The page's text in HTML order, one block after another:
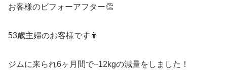
お客様のビフォーアフター👏
53歳主婦のお客様です👩
ジムに来られ6ヶ月間で−12kgの減量をしました！